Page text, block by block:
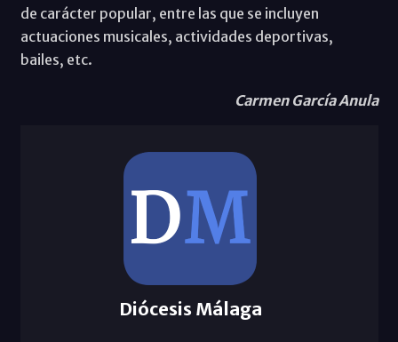
de carácter popular, entre las que se incluyen
actuaciones musicales, actividades deportivas,
bailes, etc.
Carmen García Anula
Diócesis Málaga